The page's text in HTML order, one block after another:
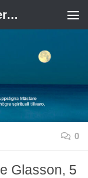
Välkomna till en Ny Framtida Verklighet
0
Glasson, 5